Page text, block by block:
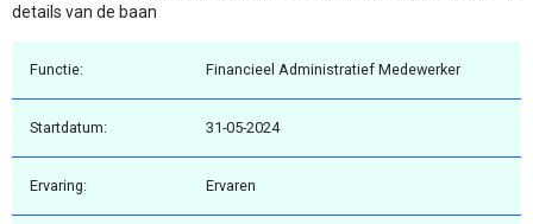
details van de baan
Functie: Financieel Administratief Medewerker
Startdatum: 31-05-2024
Ervaring: Ervaren